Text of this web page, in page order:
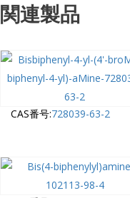
関連製品
CAS番号:728039-63-2